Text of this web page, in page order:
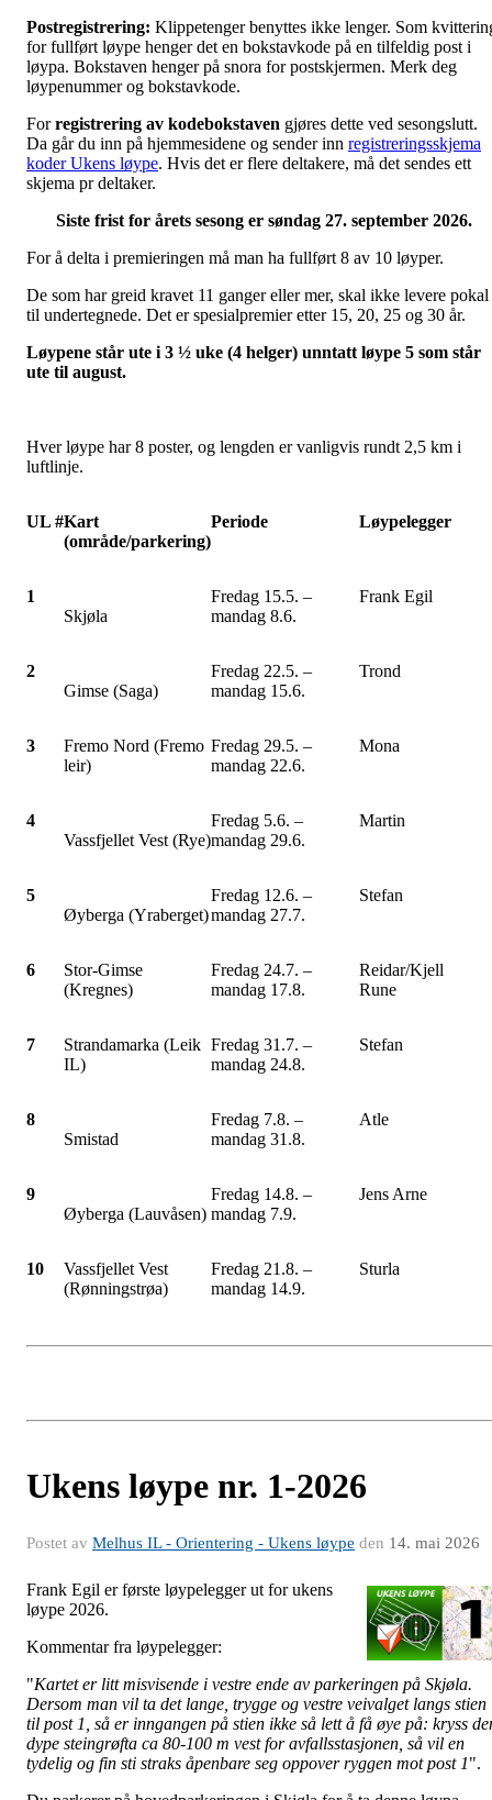
Postregistrering: Klippetenger benyttes ikke lenger. Som
for fullført løype henger det en bokstavkode på en tilfeldig post i
løypa. Bokstaven henger på snora for postskjermen. Merk deg
løypenummer og bokstavkode.
Forregistrering av kodebokstaven gjøres dette ved sesongslutt.
Da går du inn på hjemmesidene og sender inn registreringsskjema
koder Ukens løype. Hvis det er flere deltakere, må det sendes ett
skjema pr deltaker.
Siste frist for årets sesong er søndag 27. september 2026.
For å delta i premieringen må man ha fullført 8 av 10 løyper.
De som har greid kravet 11 ganger eller mer, skal ikke levere pokal
til undertegnede. Det er spesialpremier etter 15, 20, 25 og 30 år.
Løypene står ute i 3 ½ uke (4 helger) unntatt løype 5 som står
ute til august.
Hver løype har 8 poster, og lengden er vanligvis rundt 2,5 km i
luftlinje.
UL #Kart
(område/parkering)
Periode Løypelegger
1
Skjøla
Fredag 15.5. –
mandag 8.6.
Frank Egil
2
Gimse (Saga)
Fredag 22.5. –
mandag 15.6.
Trond
3
Fremo Nord (Fremo
leir)
Fredag 29.5. –
mandag 22.6.
Mona
4
Vassfjellet Vest (Rye)
Fredag 5.6. –
mandag 29.6.
Martin
5
Øyberga (Yraberget)
Fredag 12.6. –
mandag 27.7.
Stefan
6
Stor-Gimse
(Kregnes)
Fredag 24.7. –
mandag 17.8.
Reidar/Kjell
Rune
7
Strandamarka (Leik
IL)
Fredag 31.7. –
mandag 24.8.
Stefan
8
Smistad
Fredag 7.8. –
mandag 31.8.
Atle
9
Øyberga (Lauvåsen)
Fredag 14.8. –
mandag 7.9.
Jens Arne
10
Vassfjellet Vest
(Rønningstrøa)
Fredag 21.8. –
mandag 14.9.
Sturla
Ukens løype nr. 1-2026
Postet av Melhus IL - Orientering - Ukens løype den 14. mai 2026
Frank Egil er første løypelegger ut for ukens
løype 2026.
Kommentar fra løypelegger:
"Kartet er litt misvisende i vestre ende av parkeringen på Skjøla.
Dersom man vil ta det lange, trygge og vestre veivalget langs stien
til post 1, så er inngangen på stien ikke så lett å få øye på: kryss
dype steingrøfta ca 80-100 m vest for avfallsstasjonen, så vil en
tydelig og fin sti straks åpenbare seg oppover ryggen mot post 1".